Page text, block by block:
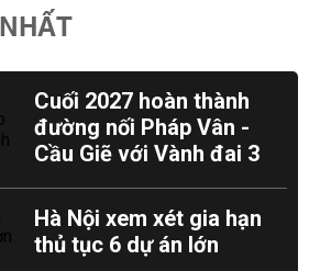
Cuối 2027 hoàn thành
đường nối Pháp Vân -
Cầu Giẽ với Vành đai 3
Hà Nội xem xét gia hạn
thủ tục 6 dự án lớn